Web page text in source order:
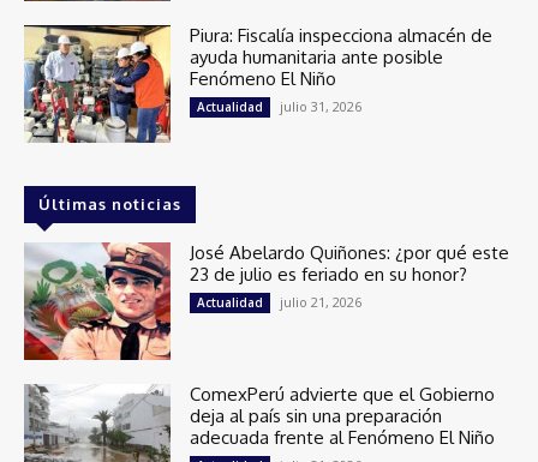
Piura: Fiscalía inspecciona almacén de
ayuda humanitaria ante posible
Fenómeno El Niño
Actualidad julio 31, 2026
Últimas noticias
José Abelardo Quiñones: ¿por qué este
23 de julio es feriado en su honor?
Actualidad julio 21, 2026
ComexPerú advierte que el Gobierno
deja al país sin una preparación
adecuada frente al Fenómeno El Niño